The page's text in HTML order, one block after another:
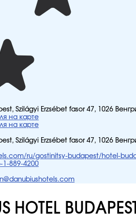
Szilágyi Erzsébet fasor 47, 1026
на карте
на карте
Szilágyi Erzsébet fasor 47, 1026
ru/gostinitsy-budapest/hotel-
1-889-4200
HOTEL